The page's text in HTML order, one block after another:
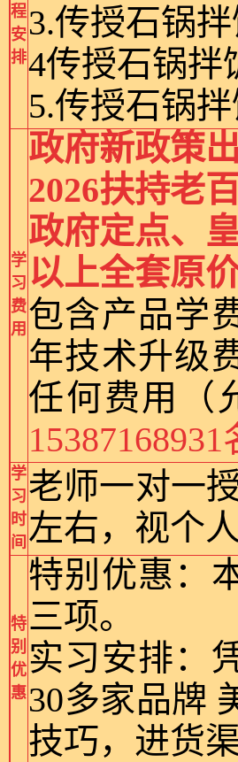
程
安
排
3.传授石锅
4传授石锅拌
5.传授石锅
学
习
费
用
政府新政策
2026扶持老
政府定点、
以上全套原
包含产品学
年技术升级
任何费用（
学
习
时
间
老师一对一
左右，视个
特
别
优
惠
特别优惠：
三项。
实习安排：
30多家品牌
技巧，进货